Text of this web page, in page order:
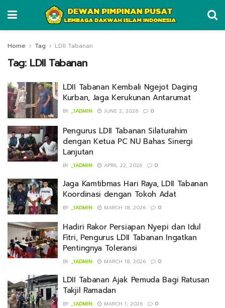
Home Tag LDII Tabanan
Tag: LDII Tabanan
LDII Tabanan Kembali Ngejot Daging
Kurban, Jaga Kerukunan Antarumat
BY _1ADMIN JUNE 2, 2026 0
Pengurus LDII Tabanan Silaturahim
dengan Ketua PC NU Bahas Sinergi
Lanjutan
BY _1ADMIN APRIL 22, 2026 0
Jaga Kamtibmas Hari Raya, LDII Tabanan
Koordinasi dengan Tokoh Adat
BY _1ADMIN MARCH 18, 2026 0
Hadiri Rakor Persiapan Nyepi dan Idul
Fitri, Pengurus LDII Tabanan Ingatkan
Pentingnya Toleransi
BY _1ADMIN MARCH 18, 2026 0
LDII Tabanan Ajak Pemuda Bagi Ratusan
Takjil Ramadan
BY _1ADMIN MARCH 1, 2026 0